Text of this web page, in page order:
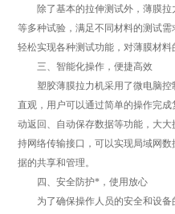
除了基本的拉伸测试外，薄膜拉
等多种试验，满足不同材料的测试
轻松实现各种测试功能，对薄膜材料
三、智能化操作，便捷高效
塑胶薄膜拉力机采用了微电脑控
直观，用户可以通过简单的操作完
动返回、自动保存数据等功能，大
持网络传输接口，可以实现局域网
据的共享和管理。
四、安全防护*，使用放心
为了确保操作人员的安全和设备